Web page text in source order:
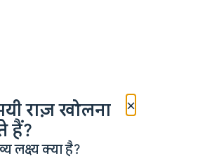
×
राज़ खोलना
हैं?
लक्ष्य क्या है?